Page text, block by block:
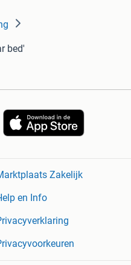
bed'
Zakelijk
en Info